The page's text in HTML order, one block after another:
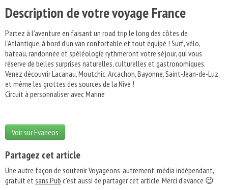
Description de votre voyage France
Partez à l'aventure en faisant un road trip le long des côtes de
l'Atlantique, à bord d'un van confortable et tout équipé ! Surf, vélo,
bateau, randonnée et spéléologie rythmeront votre séjour, qui vous
réserve de belles surprises naturelles, culturelles et gastronomiques.
Venez découvrir Lacanau, Moutchic, Arcachon, Bayonne, Saint-Jean-de-Luz,
et même les grottes des sources de la Nive !
Circuit à personnaliser avec Marine
Voir sur Evaneos
Partagez cet article
Une autre façon de soutenir Voyageons-autrement, média indépendant,
gratuit etsans Pub c'est aussi de partager cet article. Merci d'avance 😉